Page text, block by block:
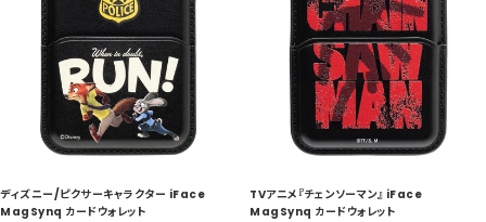
ディズニー/ピクサーキャラクター iFace
MagSynq カードウォレット
TVアニメ『チェンソーマン』 iFace
MagSynq カードウォレット